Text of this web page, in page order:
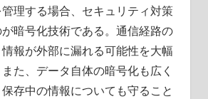
理する場合、セキュリティ対策
暗号化技術である。通信経路の
報が外部に漏れる可能性を大幅
た、データ自体の暗号化も広く
存中の情報についても守ること